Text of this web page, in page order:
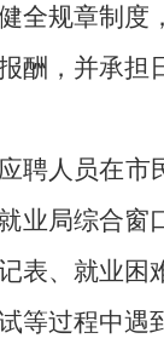
全规章制度
酬，并承担
应聘人员在
局综合窗
表、就业困
等过程中遇